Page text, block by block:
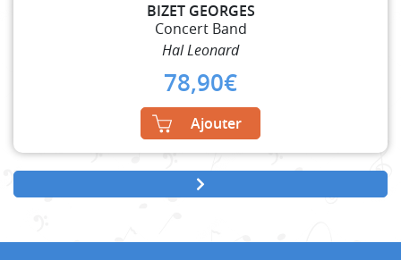
BIZET GEORGES
Concert Band
Hal Leonard
78,90€
Ajouter